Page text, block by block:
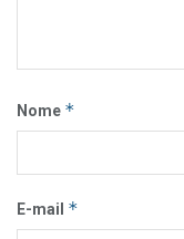
Nome *
E-mail *